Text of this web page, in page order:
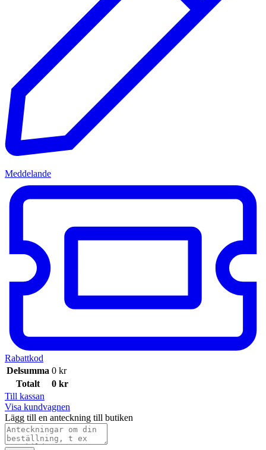
Meddelande
Rabattkod
Delsumma 0 kr
Totalt
0 kr
Till kassan
Visa kundvagnen
Lägg till en anteckning till butiken